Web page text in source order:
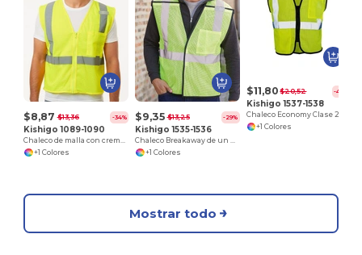
$8,87 $13,36 -34%
Kishigo 1089-1090
Chaleco de malla con cremallera de un bolsillo
+1 Colores
$9,35 $13,25 -29%
Kishigo 1535-1536
Chaleco Breakaway de un bolsillo
+1 Colores
$11,80 $20,52 -42%
Kishigo 1537-1538
+1 Colores
Mostrar todo